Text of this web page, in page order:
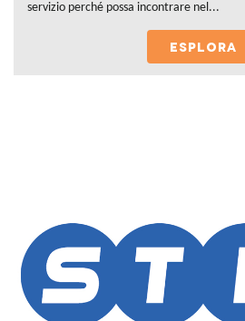
servizio perché possa incontrare nel...
ESPLORA